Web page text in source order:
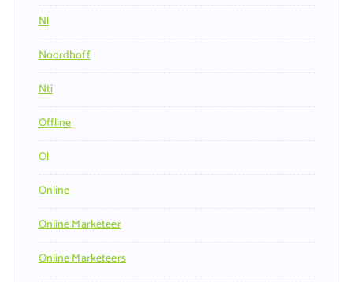
Nl
Noordhoff
Nti
Offline
Ol
Online
Online Marketeer
Online Marketeers